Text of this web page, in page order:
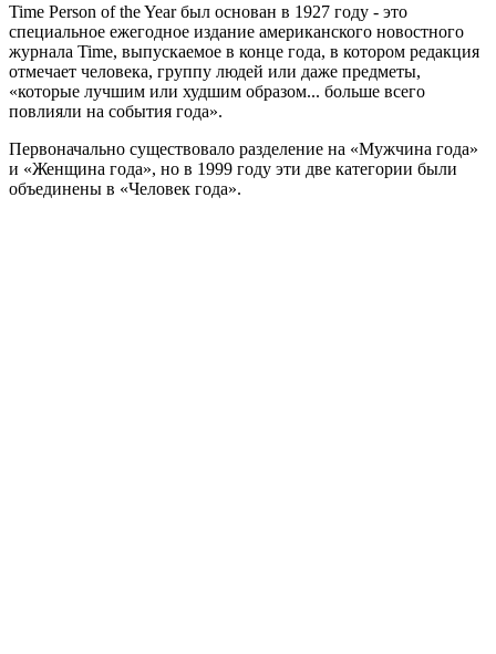
Time Person of the Year был основан в 1927 году - это
специальное ежегодное издание американского новостного
журнала Time, выпускаемое в конце года, в котором редакция
отмечает человека, группу людей или даже предметы,
«которые лучшим или худшим образом... больше всего
повлияли на события года».
Первоначально существовало разделение на «Мужчина года»
и «Женщина года», но в 1999 году эти две категории были
объединены в «Человек года».